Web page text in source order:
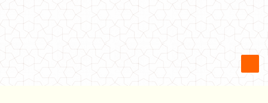
Сукня жіноча модна з глибоким декольте
350.00грн.